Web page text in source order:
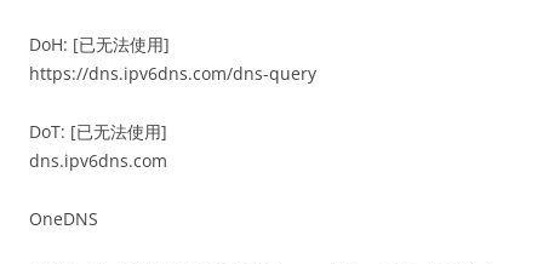
DoH: [已无法使用]
https://dns.ipv6dns.com/dns-query
DoT: [已无法使用]
dns.ipv6dns.com
OneDNS